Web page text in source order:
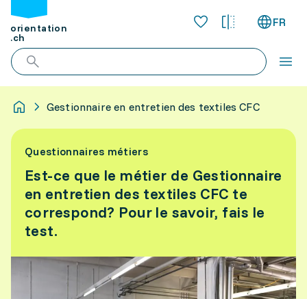
orientation
.ch
FR
Gestionnaire en entretien des textiles CFC
Questionnaires métiers
Est-ce que le métier de Gestionnaire
en entretien des textiles CFC te
correspond? Pour le savoir, fais le
test.